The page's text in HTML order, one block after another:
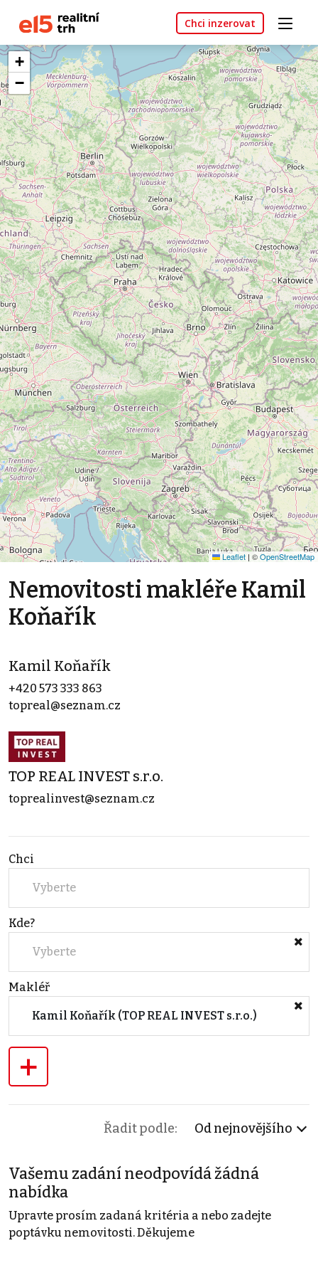
Chci inzerovat
+
−
Leaflet | ©OpenStreetMap
Nemovitosti makléře Kamil
Koňařík
Kamil Koňařík
+420 573 333 863
topreal@seznam.cz
TOP REAL INVEST s.r.o.
toprealinvest@seznam.cz
Chci
Vyberte
Kde?
Vyberte
Makléř
Kamil Koňařík (TOP REAL INVEST s.r.o.)
+
Řadit podle: Od nejnovějšího
Vašemu zadání neodpovídá žádná
nabídka
Upravte prosím zadaná kritéria a nebo zadejte
poptávku nemovitosti. Děkujeme